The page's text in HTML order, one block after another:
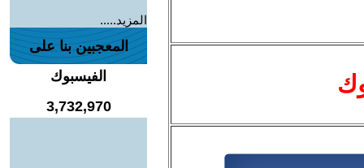
المزيد.....
المعجبين بنا على
الفيسبوك
3,732,970